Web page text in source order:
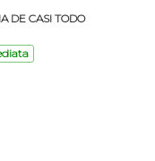
DE CASI TODO